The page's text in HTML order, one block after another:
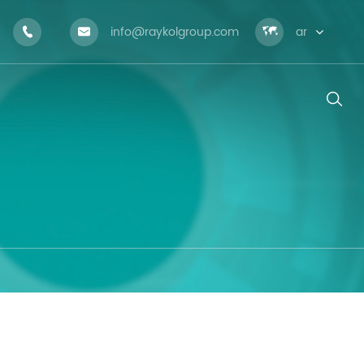
  info@raykolgroup.com  ar
